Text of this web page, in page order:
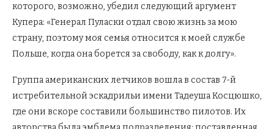
которого, возможно, убедил следующий аргумент
Купера: «Генерал Пуласки отдал свою жизнь за мою
страну, поэтому моя семья относится к моей службе
Польше, когда она борется за свободу, как к долгу».
Группа американских летчиков вошла в состав 7-й
истребительной эскадрильи имени Тадеуша Косцюшко,
где они вскоре составили большинство пилотов. Их